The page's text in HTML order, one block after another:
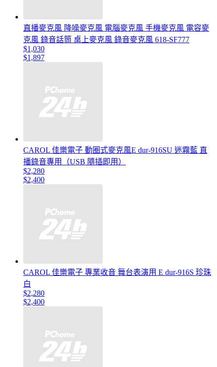
直播麥克風 降噪麥克風 電腦麥克風 手機麥克風 電容麥
克風 錄音話筒 桌上麥克風 錄音麥克風 618-SF777
$1,030
$1,897
CAROL 佳樂電子 動圈式麥克風E dur-916SU 迷霧藍 直
播錄音專用（USB 隨插即用）
$2,280
$2,400
CAROL 佳樂電子 專業收音 舞台表演用 E dur-916S 珍珠
白
$2,280
$2,400